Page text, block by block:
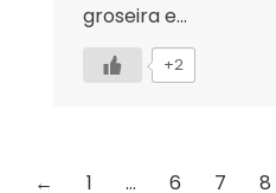
groseira e…
+2
← 1 … 6 7 8